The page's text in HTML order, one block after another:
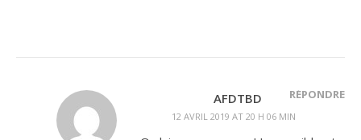
AFDTBD
12 AVRIL 2019 AT 20 H 06 MIN
RÉPONDRE